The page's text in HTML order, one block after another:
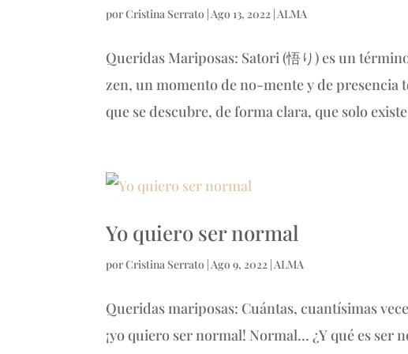
porCristina Serrato | Ago 13, 2022 | ALMA
Queridas Mariposas: Satori (悟り) es un
zen, un momento de no-mente y de presencia
que se descubre, de forma clara, que solo
Yo quiero ser normal
porCristina Serrato | Ago 9, 2022 | ALMA
Queridas mariposas: Cuántas, cuantísimas
¡yo quiero ser normal! Normal… ¿Y qué es ser